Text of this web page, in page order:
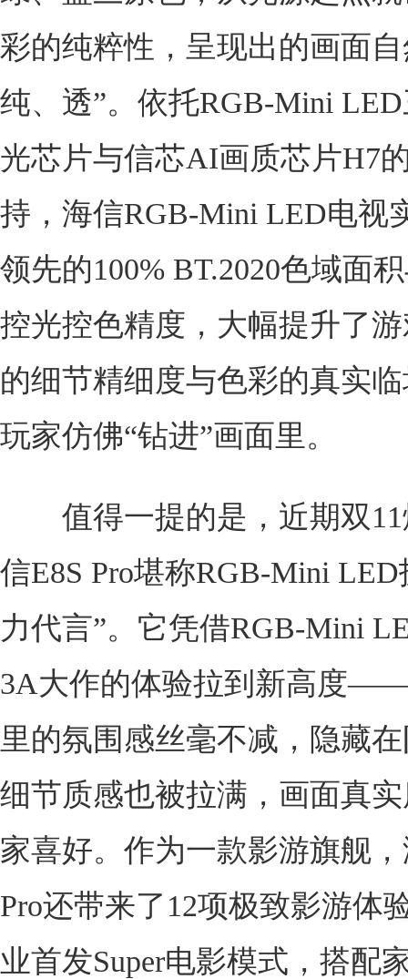
彩的纯粹性，呈现出的画面
纯、透”。依托RGB-Mini
光芯片与信芯AI画质芯片H7
持，海信RGB-Mini LED电视
领先的100% BT.2020色域面
控光控色精度，大幅提升了
的细节精细度与色彩的真实
玩家仿佛“钻进”画面里。
值得一提的是，近期双11
信E8S Pro堪称RGB-Mini
力代言”。它凭借RGB-Mini
3A大作的体验拉到新高度
里的氛围感丝毫不减，隐藏
细节质感也被拉满，画面真
家喜好。作为一款影游旗舰，
Pro还带来了12项极致影游体
业首发Super电影模式，搭配